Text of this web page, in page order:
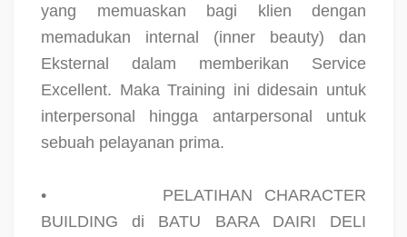
yang memuaskan bagi klien dengan
memadukan internal (inner beauty) dan
Eksternal dalam memberikan Service
Excellent. Maka Training ini didesain untuk
interpersonal hingga antarpersonal untuk
sebuah pelayanan prima.
•
PELATIHAN CHARACTER
BUILDING di BATU BARA DAIRI DELI